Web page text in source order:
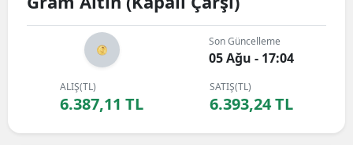
Son Güncelleme
05 Ağu - 17:04
ALIŞ(TL)
6.387,11 TL
SATIŞ(TL)
6.393,24 TL